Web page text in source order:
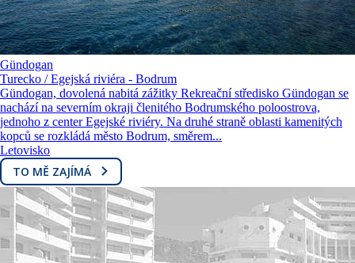
Gündogan
Turecko / Egejská riviéra - Bodrum
Gündogan, dovolená nabitá zážitky Rekreační středisko Gündogan se
nachází na severním okraji členitého Bodrumského poloostrova,
jednoho z center Egejské riviéry. Na druhé straně oblasti kamenitých
kopců se rozkládá město Bodrum, směrem...
Letovisko
TO MĚ ZAJÍMÁ